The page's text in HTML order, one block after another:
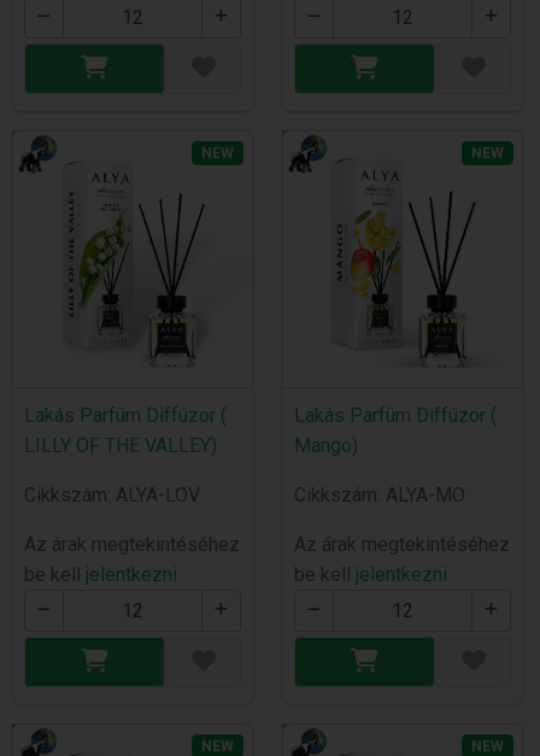
NEW
Lakás Parfüm Diffúzor (
LILLY OF THE VALLEY)
Cikkszám: ALYA-LOV
Az árak megtekintéséhez
be kell jelentkezni
NEW
Lakás Parfüm Diffúzor (
Mango)
Cikkszám: ALYA-MO
Az árak megtekintéséhez
be kell jelentkezni
NEW NEW